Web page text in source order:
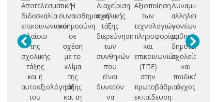
Αποτελεσματική
διδασκαλία:
επικοινωνιακό
πλαίσιο
της
σχολικής
τάξης
και η
αυτοαξιολόγηση
του
Η
συναισθηματική
νοημοσύνη
σε
σχέση
με το
κλίμα
της
τάξης
και τη
Διαχείριση
σχολικής
τάξης:
διερεύνηση
των
συνθηκών
που
είναι
δυνατόν
να
Αξιοποίηση
των
τεχνολογιών
πληροφορίας
και
επικοινωνιών
(ΤΠΕ)
στην
πρωτοβάθμια
εκπαίδευση:
Δυναμική
γονέων-
μαθητών
δημοτικού
σχολείου
και
παιδικό
άγχος